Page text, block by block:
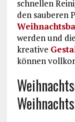
schnellen
den sauberen
werden und
kreative
können